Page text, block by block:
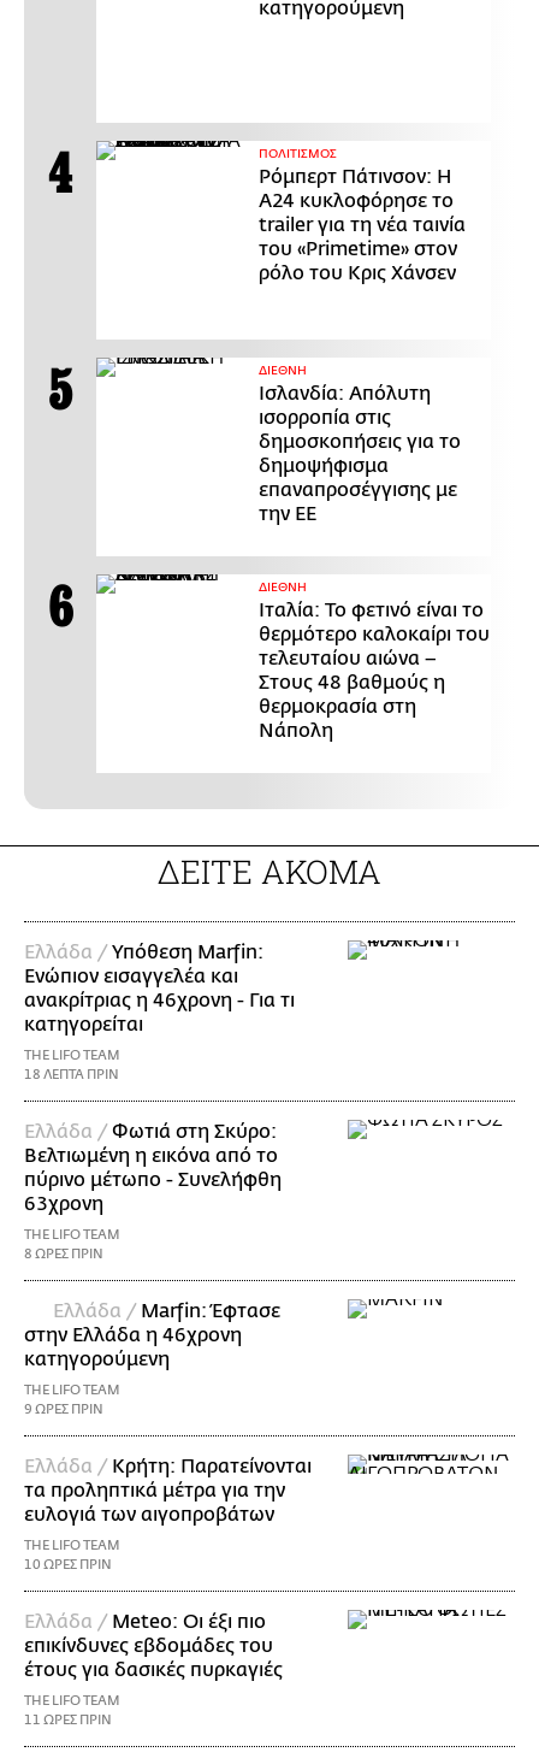
κατηγορούμενη
ΠΟΛΙΤΙΣΜΟΣ
Ρόμπερτ Πάτινσον: Η
Α24 κυκλοφόρησε το
trailer για τη νέα ταινία
του «Primetime» στον
ρόλο του Κρις Χάνσεν
ΔΙΕΘΝΗ
Ισλανδία: Απόλυτη
ισορροπία στις
δημοσκοπήσεις για το
δημοψήφισμα
επαναπροσέγγισης με
την ΕΕ
ΔΙΕΘΝΗ
Ιταλία: Το φετινό είναι το
θερμότερο καλοκαίρι του
τελευταίου αιώνα –
Στους 48 βαθμούς η
θερμοκρασία στη
Νάπολη
ΔΕΙΤΕ ΑΚΟΜΑ
Ελλάδα /Υπόθεση Marfin:
Ενώπιον εισαγγελέα και
ανακρίτριας η 46χρονη - Για τι
κατηγορείται
THE LIFO TEAM
18 ΛΕΠΤΑ ΠΡΙΝ
Ελλάδα /Φωτιά στη Σκύρο:
Βελτιωμένη η εικόνα από το
πύρινο μέτωπο - Συνελήφθη
63χρονη
THE LIFO TEAM
8 ΩΡΕΣ ΠΡΙΝ
Ελλάδα / Marfin: Έφτασε
στην Ελλάδα η 46χρονη
κατηγορούμενη
THE LIFO TEAM
9 ΩΡΕΣ ΠΡΙΝ
Ελλάδα / Κρήτη: Παρατείνονται
τα προληπτικά μέτρα για την
ευλογιά των αιγοπροβάτων
THE LIFO TEAM
10 ΩΡΕΣ ΠΡΙΝ
Ελλάδα / Meteo: Οι έξι πιο
επικίνδυνες εβδομάδες του
έτους για δασικές πυρκαγιές
THE LIFO TEAM
11 ΩΡΕΣ ΠΡΙΝ